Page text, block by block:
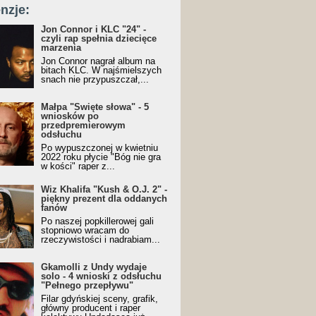
Jon Connor i KLC "24" -
czyli rap spełnia dziecięce
marzenia
Jon Connor nagrał album na
bitach KLC. W najśmielszych
snach nie przypuszczał,...
Małpa "Święte słowa" - 5
wniosków po
przedpremierowym
odsłuchu
Po wypuszczonej w kwietniu
2022 roku płycie "Bóg nie gra
w kości" raper z...
Wiz Khalifa "Kush & O.J. 2" -
piękny prezent dla oddanych
fanów
Po naszej popkillerowej gali
stopniowo wracam do
rzeczywistości i nadrabiam...
Gkamolli z Undy wydaje
solo - 4 wnioski z odsłuchu
"Pełnego przepływu"
Filar gdyńskiej sceny, grafik,
główny producent i raper